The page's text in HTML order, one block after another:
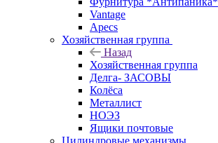
Vantage
Apecs
Хозяйственная группа
Назад
Хозяйственная группа
Делга- ЗАСОВЫ
Колёса
Металлист
НОЭЗ
Ящики почтовые
Цилиндровые механизмы